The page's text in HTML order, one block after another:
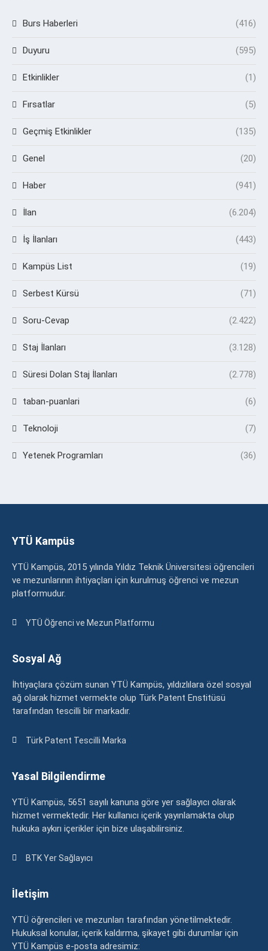
Burs Haberleri (416)
Duyuru (595)
Etkinlikler (1)
Fırsatlar (5)
Geçmiş Etkinlikler (135)
Genel (20)
Haber (941)
İlan (6.204)
İş İlanları (443)
Kampüs List (19)
Serbest Kürsü (71)
Soru-Cevap (2.422)
Staj İlanları (3.128)
Süresi Dolan Staj İlanları (2.778)
taban-puanlari (6)
Teknoloji (7)
Yetenek Programları (36)
YTÜ Kampüs
YTÜ Kampüs, 2015 yılında Yıldız Teknik Üniversitesi öğrencileri
ve mezunlarının ihtiyaçları için kurulmuş öğrenci ve mezun
platformudur.
YTÜ Öğrenci ve Mezun Platformu
Sosyal Ağ
İhtiyaçlara çözüm sunan YTÜ Kampüs, yıldızlılara özel sosyal
ağ olarak hizmet vermekte olup Türk Patent Enstitüsü
tarafından tescilli bir markadır.
Türk Patent Tescilli Marka
Yasal Bilgilendirme
YTÜ Kampüs, 5651 sayılı kanuna göre yer sağlayıcı olarak
hizmet vermektedir. Her kullanıcı içerik yayınlamakta olup
hukuka aykırı içerikler için bize ulaşabilirsiniz.
BTK Yer Sağlayıcı
İletişim
YTÜ öğrencileri ve mezunları tarafından yönetilmektedir.
Hukuksal konular, içerik kaldırma, şikayet gibi durumlar için
YTÜ Kampüs e-posta adresimiz: